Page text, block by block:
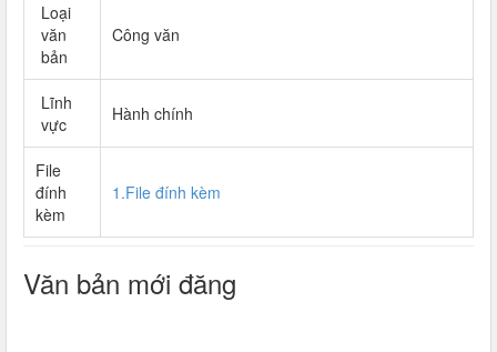
Loại
văn
bản
Công văn
Lĩnh
vực
Hành chính
File
đính
kèm
1.File đính kèm
Văn bản mới đăng